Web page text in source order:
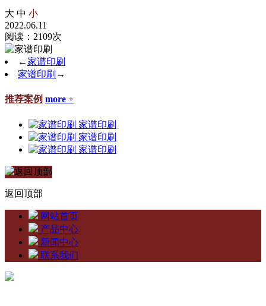
大 中 小
2022.06.11
阅读：2109次
←家谱印刷
家谱印刷 →
推荐案例 more +
家谱印刷
家谱印刷
家谱印刷
返回顶部
网站首页
产品中心
新闻中心
联系我们